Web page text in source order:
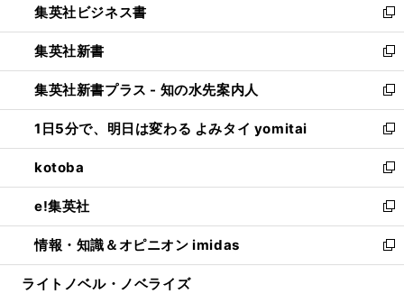
く
で
開
く
ド
ウ
で
開
く
い
ウ
ィ
ン
ド
ウ
で
開
く
集英社ビジネス書
新
し
い
ウ
ィ
ン
ド
ウ
で
開
く
集英社新書
新
し
い
ウ
ィ
ン
ド
ウ
で
開
く
集英社新書プラス - 知の水先案内人
新
し
い
ウ
ィ
ン
ド
ウ
で
開
1日5分で、明日は変わる よみタイ yomitai
新
し
い
ウ
ィ
ン
ド
ウ
kotoba
新
し
い
ウ
ィ
ン
e!集英社
新
し
い
ウ
情報・知識＆オピニオン imidas
新
し
ライトノベル・ノベライズ